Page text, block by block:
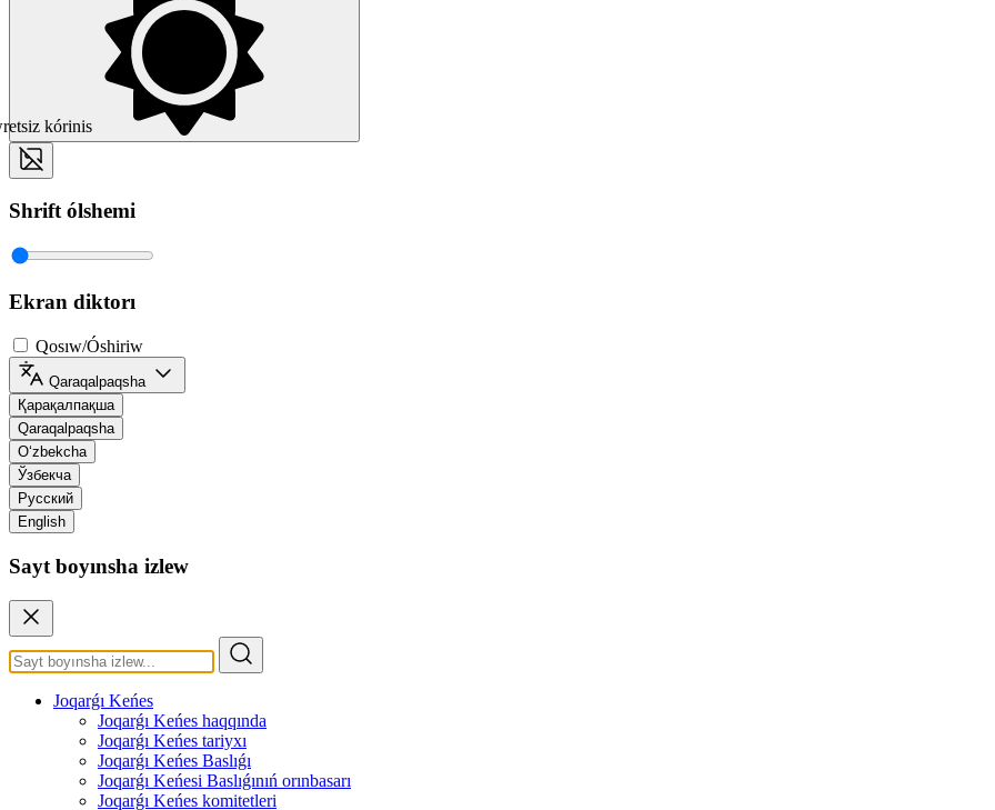
kórinis
Shrift ólshemi
Ekran diktorı
Qosıw/Óshiriw
Qaraqalpaqsha
Қарақалпақша
Qaraqalpaqsha
O‘zbekcha
Ўзбекча
Русский
English
Sayt boyınsha izlew
Joqarǵı Keńes
Joqarǵı Keńes haqqında
Joqarǵı Keńes tariyxı
Joqarǵı Keńes Baslıǵı
Joqarǵı Keńesi Baslıǵınıń orınbasarı
Joqarǵı Keńes komitetleri